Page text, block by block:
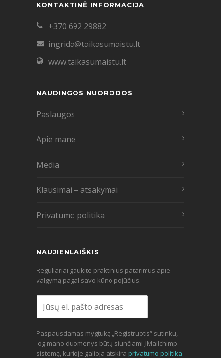
KONTAKTINĖ INFORMACIJA
+370 692 29882
ingrida@taikasumaistu.lt
www.taikasumaistu.lt
NAUDINGOS NUORODOS
Paslaugos
Apie mane
Media
Klausimai – atsakymai
Privatumo politika
NAUJIENLAIŠKIS
Reguliariai gaukite praktinius patarimus apie
valgymą pagal savo kūno pojūčius.
Paspausdamas mygtuką „Registruotis“ sutinku,
jog mano duomenys būtų siunčiami į Mailchimp
sistemą, kurioje galioja atskira privatumo politika